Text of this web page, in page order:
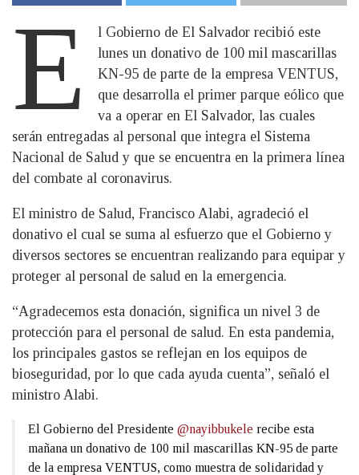
E
l Gobierno de El Salvador recibió este
lunes un donativo de 100 mil mascarillas
KN-95 de parte de la empresa VENTUS,
que desarrolla el primer parque eólico que
va a operar en El Salvador, las cuales
serán entregadas al personal que integra el Sistema
Nacional de Salud y que se encuentra en la primera línea
del combate al coronavirus.
El ministro de Salud, Francisco Alabi, agradeció el
donativo el cual se suma al esfuerzo que el Gobierno y
diversos sectores se encuentran realizando para equipar y
proteger al personal de salud en la emergencia.
“Agradecemos esta donación, significa un nivel 3 de
protección para el personal de salud. En esta pandemia,
los principales gastos se reflejan en los equipos de
bioseguridad, por lo que cada ayuda cuenta”, señaló el
ministro Alabi.
El Gobierno del Presidente @nayibbukele recibe esta
mañana un donativo de 100 mil mascarillas KN-95 de parte
de la empresa VENTUS, como muestra de solidaridad y